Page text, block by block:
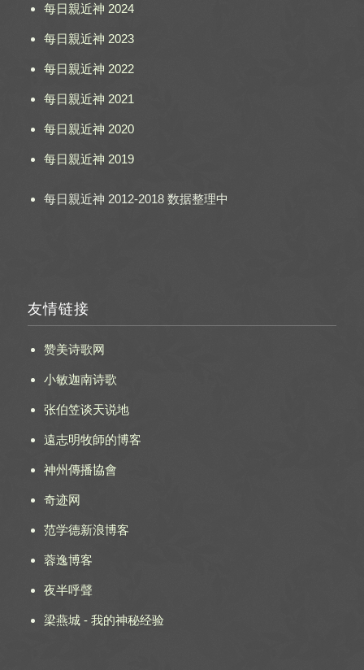
每日親近神 2024
每日親近神 2023
每日親近神 2022
每日親近神 2021
每日親近神 2020
每日親近神 2019
每日親近神 2012-2018 数据整理中
友情链接
赞美诗歌网
小敏迦南诗歌
张伯笠谈天说地
遠志明牧師的博客
神州傳播協會
奇迹网
范学德新浪博客
蓉逸博客
夜半呼聲
梁燕城 - 我的神秘经验